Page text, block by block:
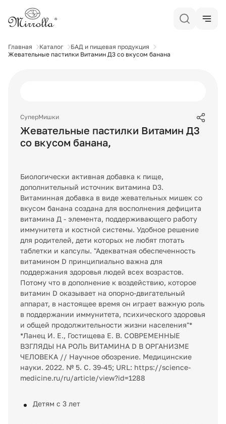
Главная Каталог
БАД и пищевая продукция
Жевательные пастилки Витамин Д3 со вкусом банана
СуперМишки
Жевательные пастилки Витамин Д3
со вкусом банана,
Биологически активная добавка к пище,
дополнительный источник витамина D3.
Витаминная добавка в виде жевательных мишек со
вкусом банана создана для восполнения дефицита
витамина Д - элемента, поддерживающего работу
иммунитета и костной системы. Удобное решение
для родителей, дети которых не любят глотать
таблетки и капсулы. "Адекватная обеспеченность
витамином D принципиально важна для
поддержания здоровья людей всех возрастов.
Потому что в дополнение к воздействию, которое
витамин D оказывает на опорно-двигательный
аппарат, в настоящее время он играет важную роль
в поддержании иммунитета, психического здоровья
и общей продолжительности жизни населения"*
*Ланец И. Е., Гостищева Е. В. СОВРЕМЕННЫЕ
ВЗГЛЯДЫ НА РОЛЬ ВИТАМИНА D В ОРГАНИЗМЕ
ЧЕЛОВЕКА // Научное обозрение. Медицинские
науки. 2022. № 5. С. 39-45; URL: https://science-
medicine.ru/ru/article/view?id=1288
Детям с 3 лет